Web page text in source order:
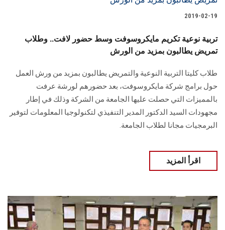
2019-02-19
تربية نوعية تكريم مايكروسوفت وسط حضور لافت.. وطلاب
تمريض يطالبون بمزيد من الورش
طلاب كليتا التربية النوعية والتمريض يطالبون بمزيد من ورش العمل
حول برامج شركة مايكروسوفت، بعد حضورهم لورشة عرفت
بالمميزات التي حصلت عليها الجامعة من الشركة وذلك في إطار
مجهودات السيد الدكتور المدير التنفيذي لتكنولوجيا المعلومات لتوفير
البرمجيات مجانا لطلاب الجامعة.
اقرأ المزيد